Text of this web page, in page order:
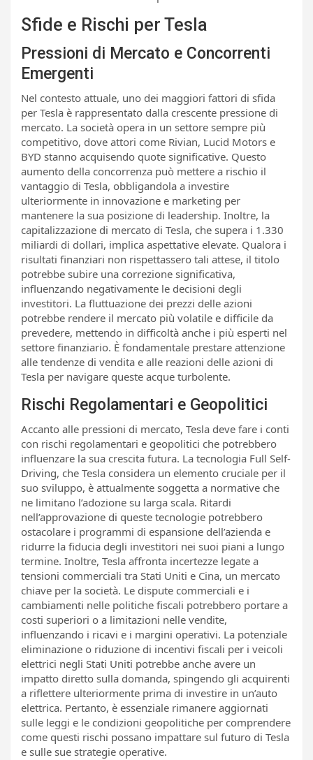
Sfide e Rischi per Tesla
Pressioni di Mercato e Concorrenti
Emergenti
Nel contesto attuale, uno dei maggiori fattori di sfida
per Tesla è rappresentato dalla crescente pressione di
mercato. La società opera in un settore sempre più
competitivo, dove attori come Rivian, Lucid Motors e
BYD stanno acquisendo quote significative. Questo
aumento della concorrenza può mettere a rischio il
vantaggio di Tesla, obbligandola a investire
ulteriormente in innovazione e marketing per
mantenere la sua posizione di leadership. Inoltre, la
capitalizzazione di mercato di Tesla, che supera i 1.330
miliardi di dollari, implica aspettative elevate. Qualora i
risultati finanziari non rispettassero tali attese, il titolo
potrebbe subire una correzione significativa,
influenzando negativamente le decisioni degli
investitori. La fluttuazione dei prezzi delle azioni
potrebbe rendere il mercato più volatile e difficile da
prevedere, mettendo in difficoltà anche i più esperti nel
settore finanziario. È fondamentale prestare attenzione
alle tendenze di vendita e alle reazioni delle azioni di
Tesla per navigare queste acque turbolente.
Rischi Regolamentari e Geopolitici
Accanto alle pressioni di mercato, Tesla deve fare i conti
con rischi regolamentari e geopolitici che potrebbero
influenzare la sua crescita futura. La tecnologia Full Self-
Driving, che Tesla considera un elemento cruciale per il
suo sviluppo, è attualmente soggetta a normative che
ne limitano l’adozione su larga scala. Ritardi
nell’approvazione di queste tecnologie potrebbero
ostacolare i programmi di espansione dell’azienda e
ridurre la fiducia degli investitori nei suoi piani a lungo
termine. Inoltre, Tesla affronta incertezze legate a
tensioni commerciali tra Stati Uniti e Cina, un mercato
chiave per la società. Le dispute commerciali e i
cambiamenti nelle politiche fiscali potrebbero portare a
costi superiori o a limitazioni nelle vendite,
influenzando i ricavi e i margini operativi. La potenziale
eliminazione o riduzione di incentivi fiscali per i veicoli
elettrici negli Stati Uniti potrebbe anche avere un
impatto diretto sulla domanda, spingendo gli acquirenti
a riflettere ulteriormente prima di investire in un’auto
elettrica. Pertanto, è essenziale rimanere aggiornati
sulle leggi e le condizioni geopolitiche per comprendere
come questi rischi possano impattare sul futuro di Tesla
e sulle sue strategie operative.